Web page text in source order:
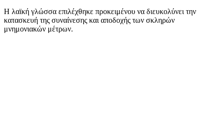
Η λαϊκή γλώσσα επιλέχθηκε προκειμένου να διευκολύνει την
κατασκευή της συναίνεσης και αποδοχής των σκληρών
μνημονιακών μέτρων.